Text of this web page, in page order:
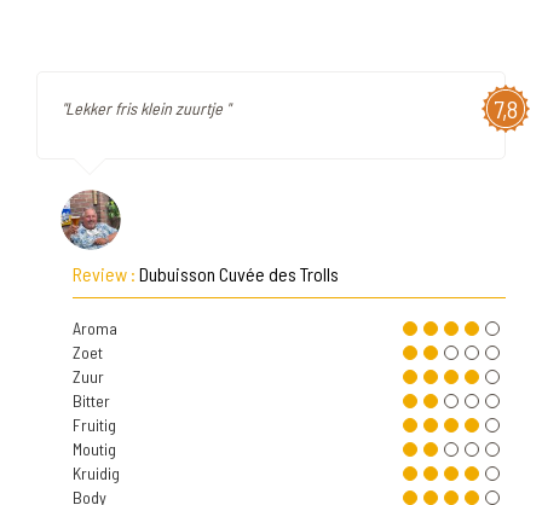
7,8
"Lekker fris klein zuurtje "
Review : Dubuisson Cuvée des Trolls
Aroma
Zoet
Zuur
Bitter
Fruitig
Moutig
Kruidig
Body